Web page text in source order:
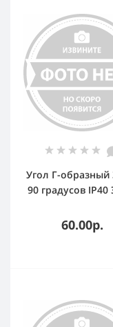
Угол Г-
90 градусов IP40
60.00р.